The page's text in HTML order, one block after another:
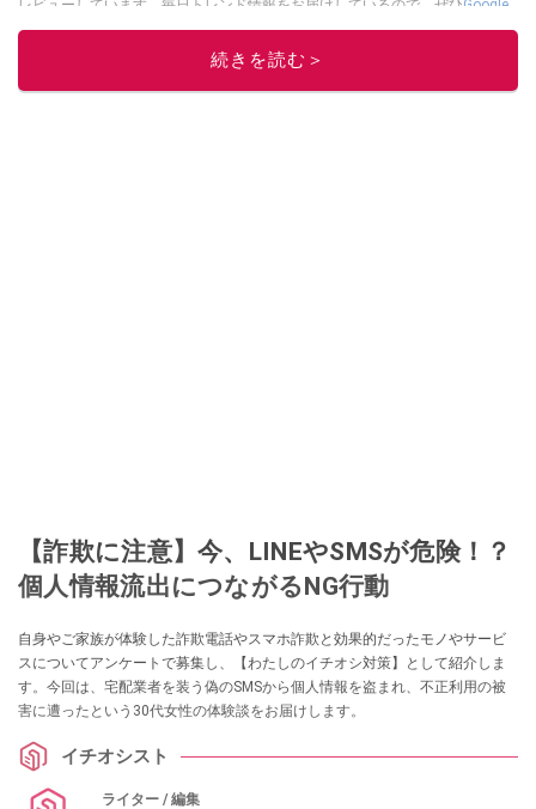
レビューしています。毎日トレンド情報をお届けしているので、ぜひGoogle
ニュースでフォローしてください！
このイチオシストの他の記事を読む
続きを読む＞
【詐欺に注意】今、LINEやSMSが危険！？
個人情報流出につながるNG行動
自身やご家族が体験した詐欺電話やスマホ詐欺と効果的だったモノやサービ
スについてアンケートで募集し、【わたしのイチオシ対策】として紹介しま
す。今回は、宅配業者を装う偽のSMSから個人情報を盗まれ、不正利用の被
害に遭ったという30代女性の体験談をお届けします。
イチオシスト
ライター / 編集